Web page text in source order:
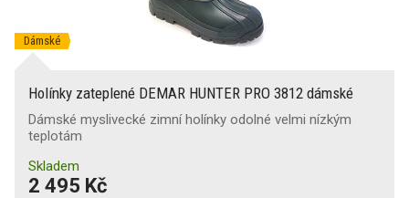
Dámské
Holínky zateplené DEMAR HUNTER PRO 3812 dámské
Dámské myslivecké zimní holínky odolné velmi nízkým
teplotám
Skladem
2 495 Kč